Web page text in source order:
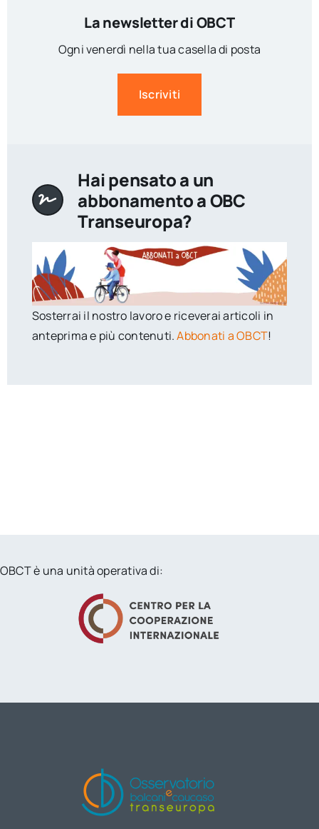
La newsletter di OBCT
Ogni venerdì nella tua casella di posta
Iscriviti
Hai pensato a un
abbonamento a OBC
Transeuropa?
Sosterrai il nostro lavoro e riceverai articoli in
anteprima e più contenuti.Abbonati a OBCT!
OBCT è una unità operativa di: